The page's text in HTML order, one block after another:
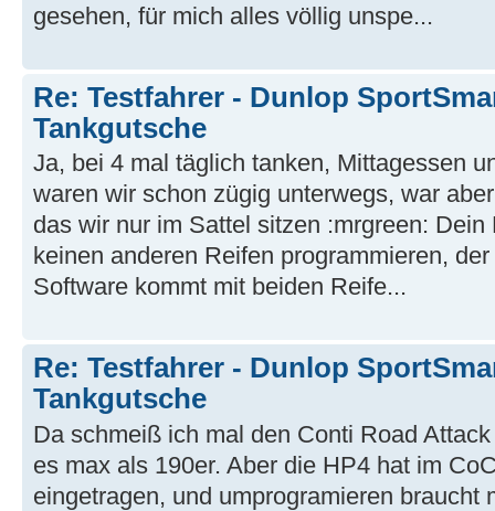
gesehen, für mich alles völlig unspe...
Re: Testfahrer - Dunlop
Tankgutsche
Ja, bei 4 mal täglich tanken, Mittagessen
waren wir schon zügig unterwegs, war
das wir nur im Sattel sitzen :mrgreen:
keinen anderen Reifen programmieren,
Software kommt mit beiden Reife...
Re: Testfahrer - Dunlop
Tankgutsche
Da schmeiß ich mal den Conti Road
es max als 190er. Aber die HP4 hat im
eingetragen, und umprogramieren braucht